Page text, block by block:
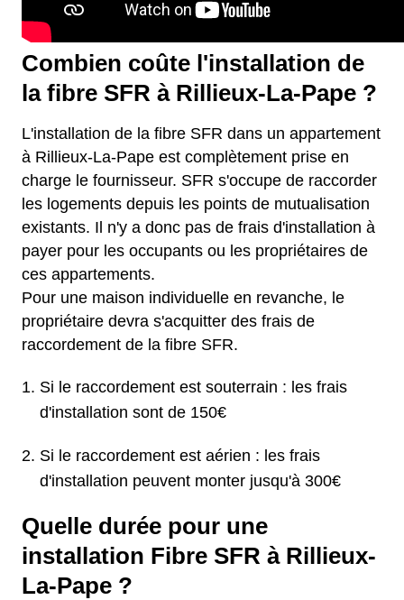
Combien coûte l'installation de
la fibre SFR à Rillieux-La-Pape ?
L'installation de la fibre SFR dans un appartement
à Rillieux-La-Pape est complètement prise en
charge le fournisseur. SFR s'occupe de raccorder
les logements depuis les points de mutualisation
existants. Il n'y a donc pas de frais d'installation à
payer pour les occupants ou les propriétaires de
ces appartements.
Pour une maison individuelle en revanche, le
propriétaire devra s'acquitter des frais de
raccordement de la fibre SFR.
Si le raccordement est souterrain : les frais
d'installation sont de 150€
Si le raccordement est aérien : les frais
d'installation peuvent monter jusqu'à 300€
Quelle durée pour une
installation Fibre SFR à Rillieux-
La-Pape ?